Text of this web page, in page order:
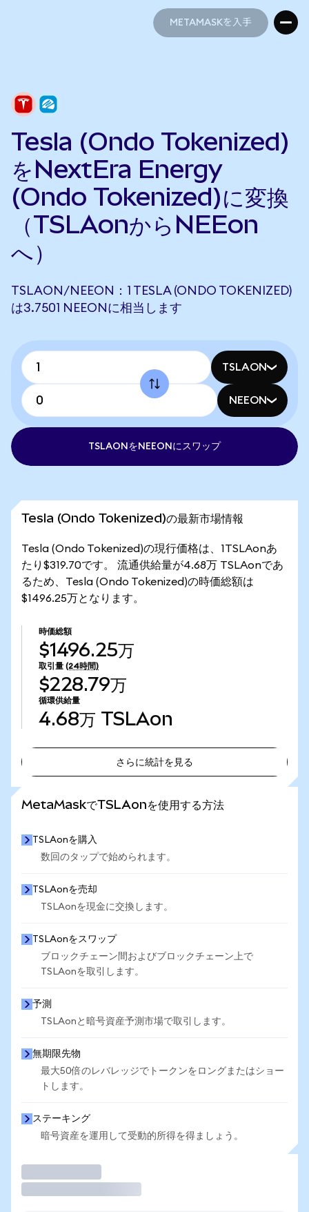
METAMASKを入手
Tesla (Ondo Tokenized)
をNextEra Energy
(Ondo Tokenized)に変換
（TSLAonからNEEon
へ）
TSLAON/NEEON：1 TESLA (ONDO TOKENIZED)
は3.7501 NEEONに相当します
TSLAON
NEEON
TSLAONをNEEONにスワップ
Tesla (Ondo Tokenized)の最新市場情報
Tesla (Ondo Tokenized)の現行価格は、1TSLAonあ
たり$319.70です。 流通供給量が4.68万 TSLAonであ
るため、Tesla (Ondo Tokenized)の時価総額は
$1496.25万となります。
時価総額
$1496.25万
取引量 (24時間)
$228.79万
循環供給量
4.68万 TSLAon
さらに統計を見る
MetaMaskでTSLAonを使用する方法
TSLAonを購入
数回のタップで始められます。
TSLAonを売却
TSLAonを現金に交換します。
TSLAonをスワップ
ブロックチェーン間およびブロックチェーン上で
TSLAonを取引します。
予測
TSLAonと暗号資産予測市場で取引します。
無期限先物
最大50倍のレバレッジでトークンをロングまたはショー
トします。
ステーキング
暗号資産を運用して受動的所得を得ましょう。